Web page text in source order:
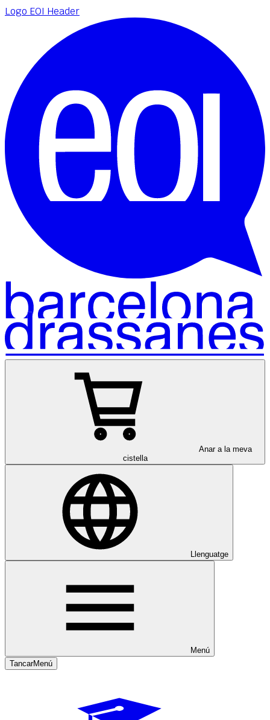
Logo EOI Header
Anar a la meva
cistella
Llenguatge
Menú
TancarMenú